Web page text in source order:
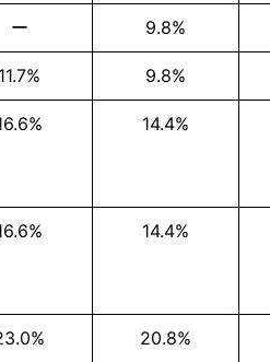
ー 9.8%
11.7% 9.8%
14.4%
14.4%
20.8%